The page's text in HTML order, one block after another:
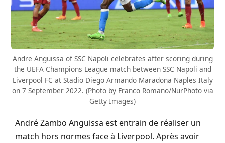
Andre Anguissa of SSC Napoli celebrates after scoring during
the UEFA Champions League match between SSC Napoli and
Liverpool FC at Stadio Diego Armando Maradona Naples Italy
on 7 September 2022. (Photo by Franco Romano/NurPhoto via
Getty Images)
André Zambo Anguissa est entrain de réaliser un
match hors normes face à Liverpool. Après avoir